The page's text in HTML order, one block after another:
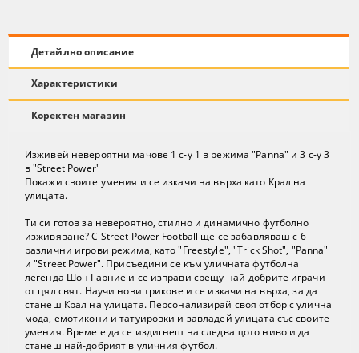
Детайлно описание
Характеристики
Коректен магазин
Изживей невероятни мачове 1 с-у 1 в режима "Panna" и 3 с-у 3
в "Street Power"
Покажи своите умения и се изкачи на върха като Крал на
улицата.
Ти си готов за невероятно, стилно и динамично футболно
изживяване? С Street Power Football ще се забавляваш с 6
различни игрови режима, като "Freestyle", "Trick Shot", "Panna"
и "Street Power". Присъедини се към уличната футболна
легенда Шон Гарние и се изправи срещу най-добрите играчи
от цял свят. Научи нови трикове и се изкачи на върха, за да
станеш Крал на улицата. Персонализирай своя отбор с улична
мода, емотикони и татуировки и завладей улицата със своите
умения. Време е да се издигнеш на следващото ниво и да
станеш най-добрият в уличния футбол.